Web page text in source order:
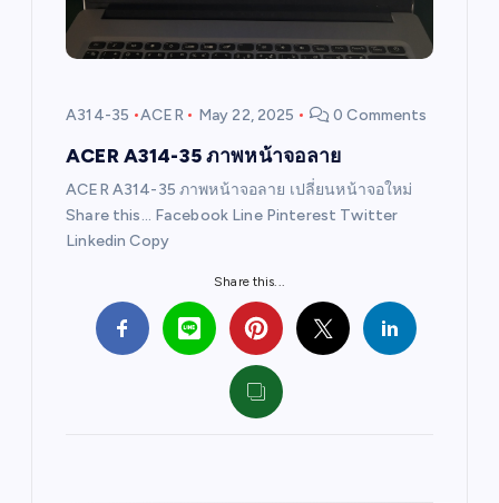
A314-35 ACER May 22, 2025 0 Comments
ACER A314-35 ภาพหน้าจอลาย
ACER A314-35 ภาพหน้าจอลาย เปลี่ยนหน้าจอใหม่
Share this… Facebook Line Pinterest Twitter
Linkedin Copy
Share this...